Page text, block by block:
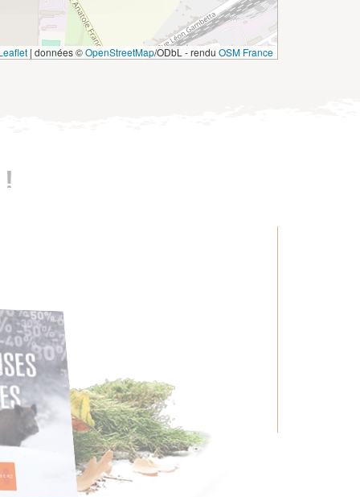
| données ©OpenStreetMap/ODbL - rendu OSM France